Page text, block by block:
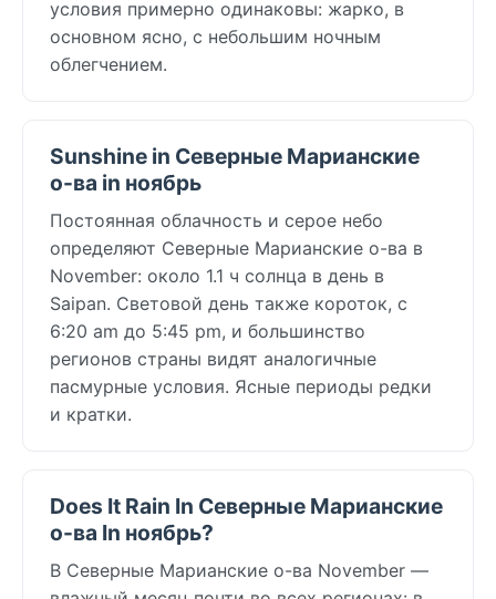
условия примерно одинаковы: жарко, в
основном ясно, с небольшим ночным
облегчением.
Sunshine in Северные Марианские
о-ва in ноябрь
Постоянная облачность и серое небо
определяют Северные Марианские о-ва в
November: около 1.1 ч солнца в день в
Saipan. Световой день также короток, с
6:20 am до 5:45 pm, и большинство
регионов страны видят аналогичные
пасмурные условия. Ясные периоды редки
и кратки.
Does It Rain In Северные Марианские
о-ва In ноябрь?
В Северные Марианские о-ва November —